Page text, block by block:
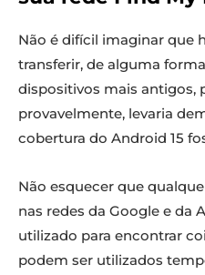
Não é difícil imaginar que
transferir, de alguma
dispositivos mais antigos,
provavelmente, levaria
cobertura do Android 15
Não esquecer que
nas redes da Google e da
utilizado para encontrar
podem ser utilizados